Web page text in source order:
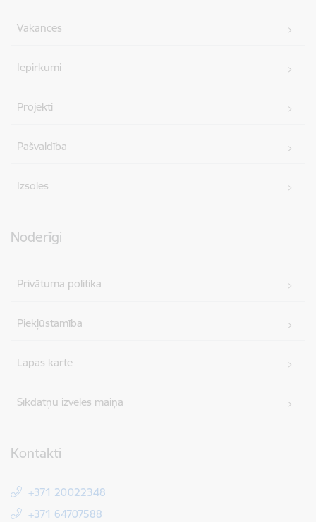
Vakances
Iepirkumi
Projekti
Pašvaldība
Izsoles
Noderīgi
Privātuma politika
Piekļūstamība
Lapas karte
Sīkdatņu izvēles maiņa
Kontakti
+371 20022348
+371 64707588